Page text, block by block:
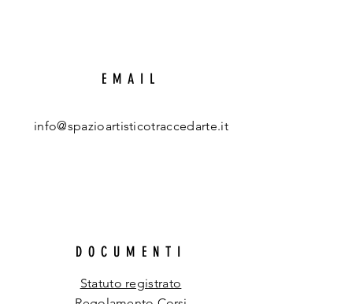
EMAIL
info@spazioartisticotraccedarte.it
DOCUMENTI
Statuto registrato